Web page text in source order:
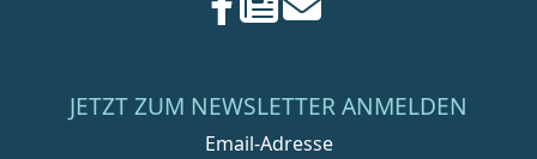
JETZT ZUM NEWSLETTER ANMELDEN
Email-Adresse